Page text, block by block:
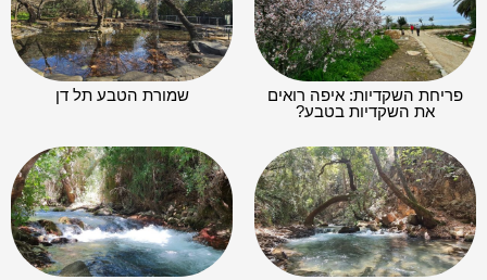
פריחת השקדיות: איפה רואים
את השקדיות בטבע?
שמורת הטבע תל דן